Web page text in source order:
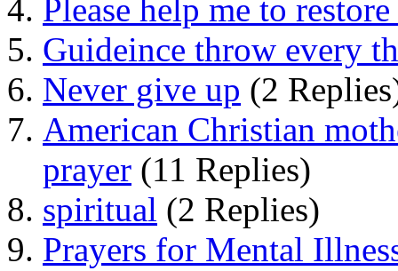
Please help me to
Guideince throw every
Never give up (2
American Christian
prayer (11 Replies)
spiritual (2 Replies)
Prayers for Mental